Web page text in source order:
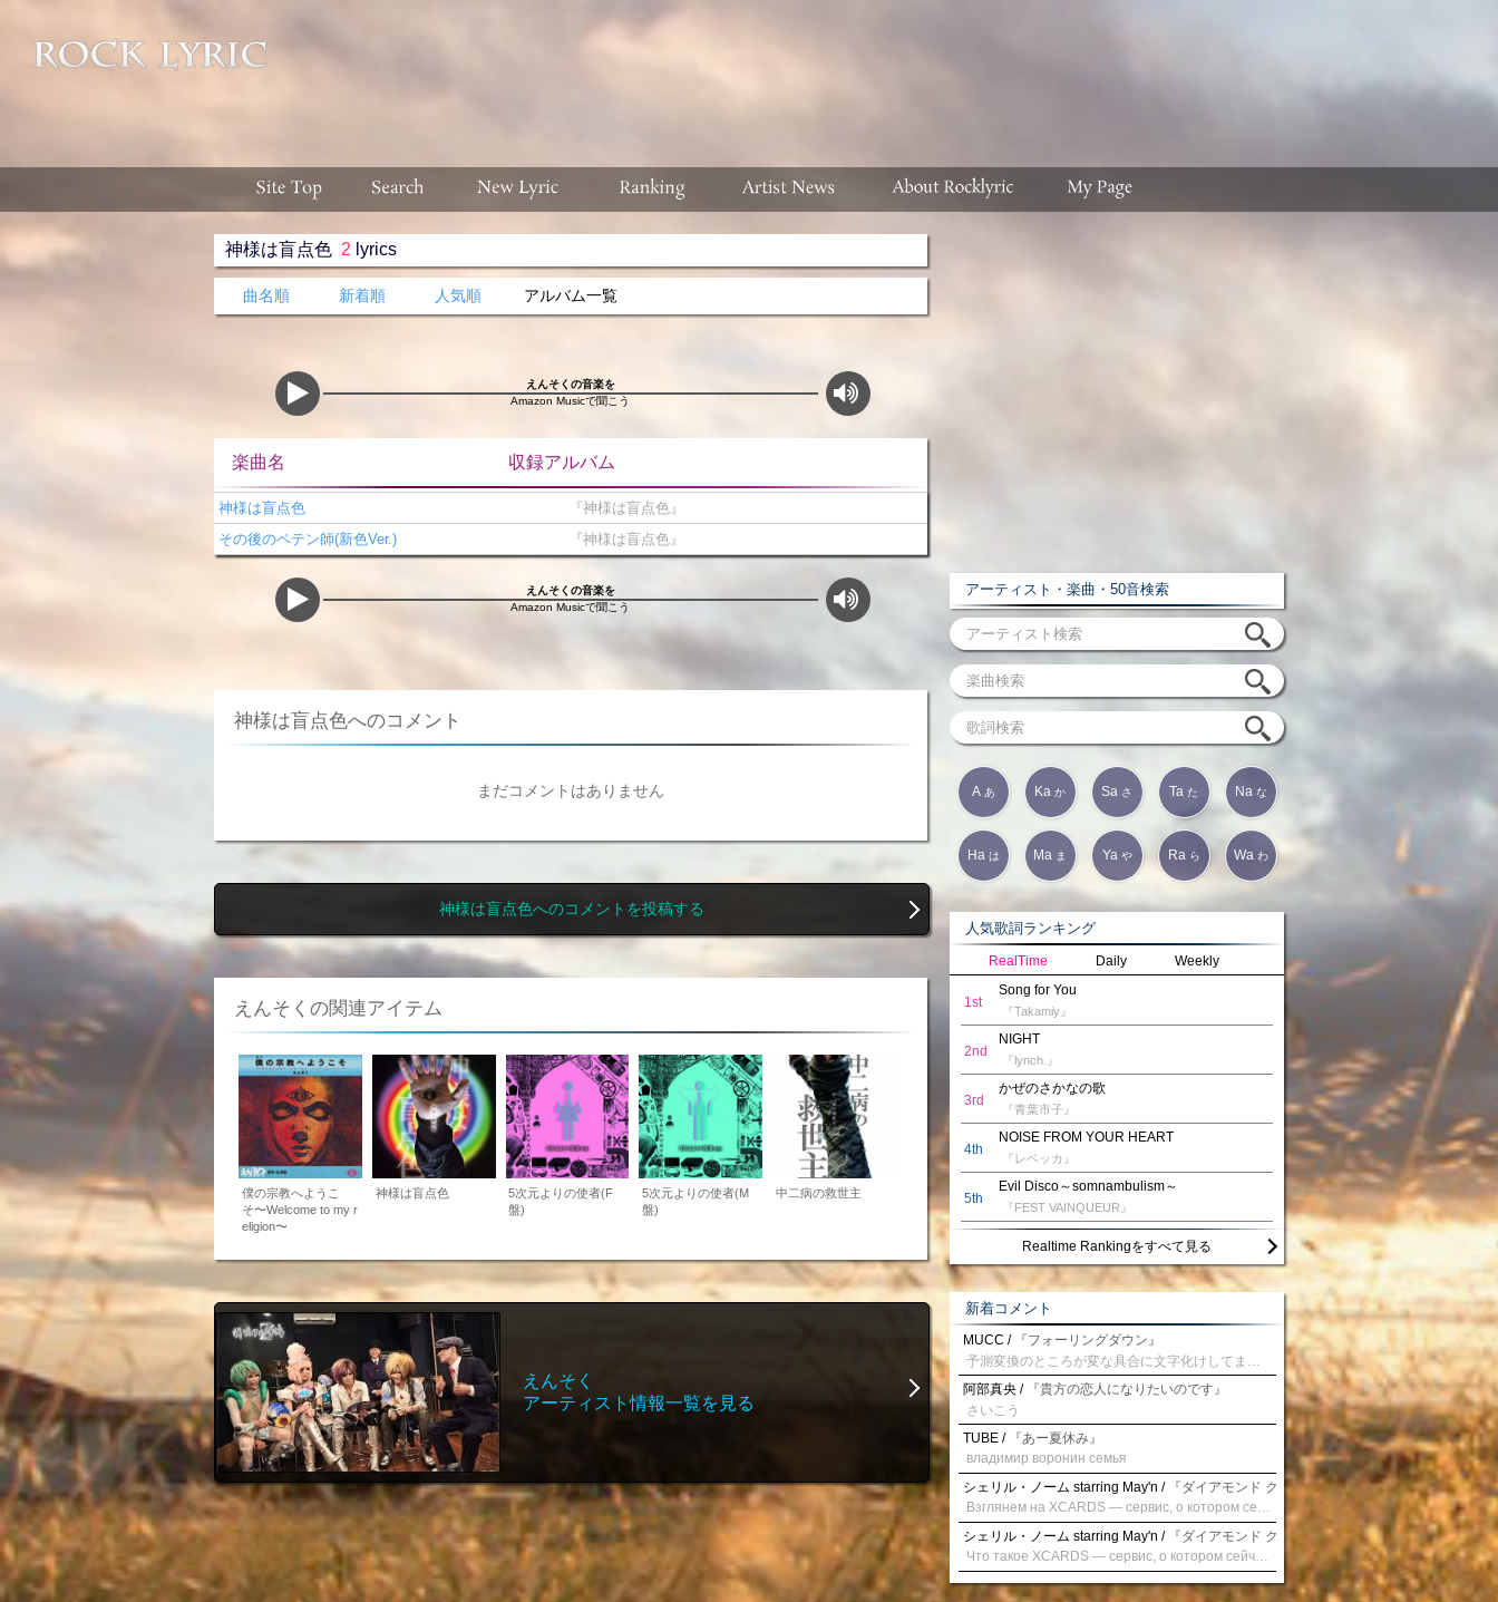
神様は盲点色 2 lyrics
曲名順 新着順 人気順 アルバム一覧
えんそくの音楽を
Amazon Musicで聞こう
楽曲名 収録アルバム
神様は盲点色
『神様は盲点色』
その後のペテン師(新色Ver.)
『神様は盲点色』
えんそくの音楽を
Amazon Musicで聞こう
神様は盲点色へのコメント
まだコメントはありません
神様は盲点色へのコメントを投稿する
えんそくの関連アイテム
僕の宗教へようこ
そ〜Welcome to my r
eligion〜
神様は盲点色
5次元よりの使者(F
盤)
5次元よりの使者(M
盤)
中二病の救世主
えんそく
アーティスト情報一覧を見る
アーティスト・楽曲・50音検索
A あ Ka か Sa さ Ta た Na な
Ha は Ma ま Ya や Ra ら Wa わ
人気歌詞ランキング
RealTime Daily Weekly
1st
Song for You
『Takamiy』
2nd
NIGHT
『lynch.』
3rd
かぜのさかなの歌
『青葉市子』
4th
NOISE FROM YOUR HEART
『レベッカ』
5th
Evil Disco～somnambulism～
『FEST VAINQUEUR』
Realtime Rankingをすべて見る
新着コメント
MUCC / 『フォーリングダウン』
阿部真央 / 『貴方の恋人になりたいのです』
さいこう
TUBE / 『あー夏休み』
владимир воронин семья
シェリル・ノーム starring May'n / 『ダイアモンド クレバス/射手座☆午後九時 Don't be
シェリル・ノーム starring May'n / 『ダイアモンド クレバス/射手座☆午後九時 Don't be
Что такое XCARDS — сервис, о котором сейчас говорят. Буквально на днях заметил о интересный бренд XCARDS, он помогает создавать онлайн карты чтобы управлять бюджетами. Ключевые преимущества: Выпуск занимает всего считанные минуты. Платформа даёт возможность оформить множество карт для разных целей. Есть поддержка в любое время суток включая персонального менеджера. Есть контроль без задержек — транзакции, уведомления, аналитика — всё под рукой. Возможные нюансы: Регистрация: европейская юрисдикция — желательно убедиться, что сервис можно использовать без нарушений. Финансовые условия: возможно, есть скрытые комиссии, поэтому лучше внимательно прочитать договор. Отзывы пользователей: по отзывам поддержка работает быстро. Надёжность системы: внедрены базовые меры безопасности, но всё равно советую не хранить большие суммы на карте. Вывод: В целом платформа кажется отличным помощником для маркетологов. Платформа сочетает скорость, удобство и гибкость. Как вы думаете? Пользовались ли вы XCARDS? Поделитесь опытом — будет интересно сравнить. Виртуальные карты для бизнеса